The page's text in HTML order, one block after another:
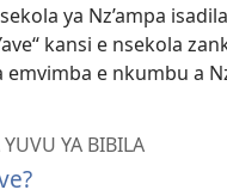
ya Nz’ampa
kansi e nsekola
emvimba e nkumbu a
YA BIBILA